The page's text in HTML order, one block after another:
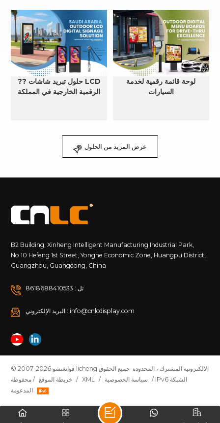
?? حلول تبريد شاشات LCD
الرقمية الخارجية في المملكة
لوحة قائمة رقمية لخدمة
السيارات
عرض المزيد من الحلول
B2 Building, Xinheng Intelligent Manufacturing Industrial Park,
No.10 Hefeng 1st Street, Yonghe Economic Zone, Huangpu District,
Guangzhou, Guangdong, China
تل : 8618688410533
البريد الإلكتروني : info@cnlcdisplay.com
© 2007-2026 قوانغتشو licheng الالكترونية المشترك ، المحدودة جميع الحقوق
محفوظة / خريطة الموقع / XML / سياسة الخصوصية / IPv6 الشبكة